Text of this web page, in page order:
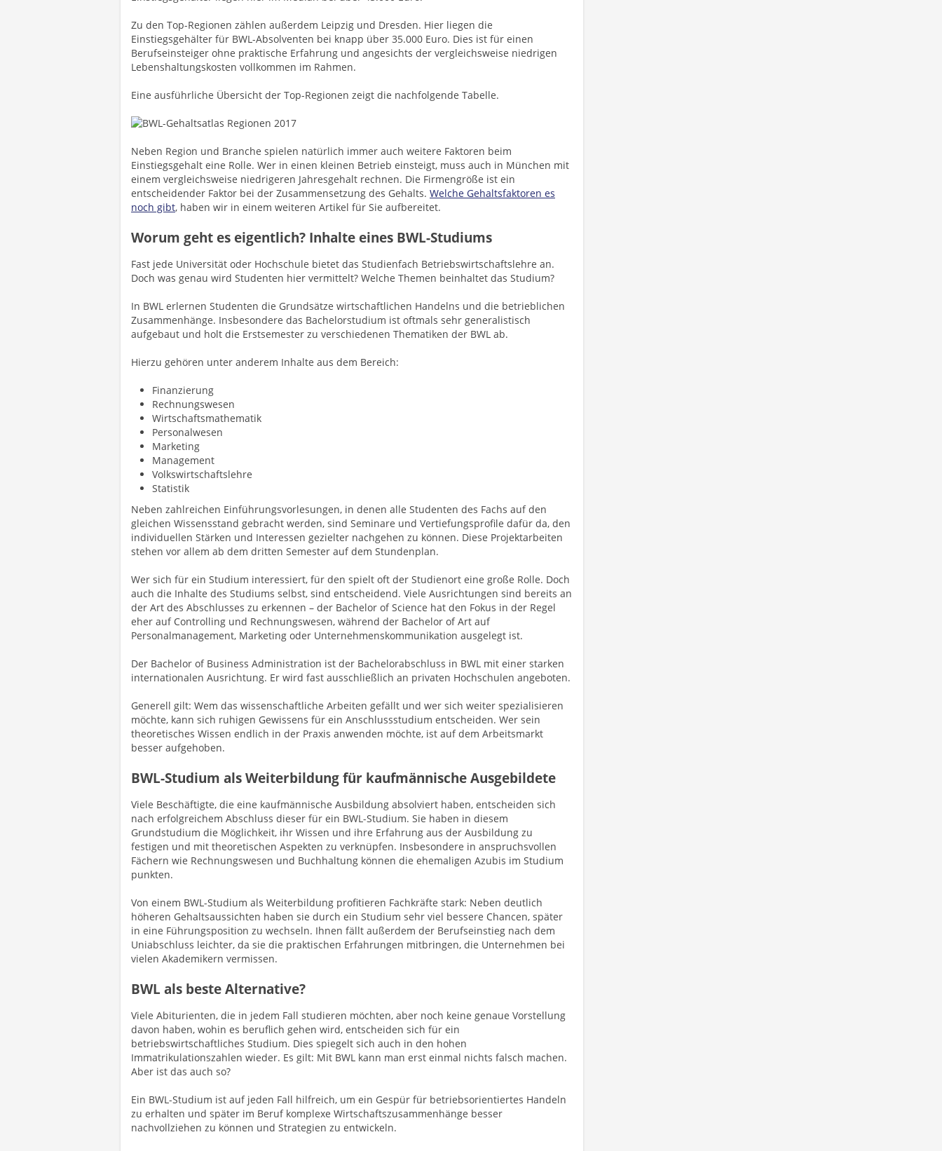
Zu den Top-Regionen zählen außerdem Leipzig und Dresden. Hier liegen die
Einstiegsgehälter für BWL-Absolventen bei knapp über 35.000 Euro. Dies ist für einen
Berufseinsteiger ohne praktische Erfahrung und angesichts der vergleichsweise niedrigen
Lebenshaltungskosten vollkommen im Rahmen.
Eine ausführliche Übersicht der Top-Regionen zeigt die nachfolgende Tabelle.
Neben Region und Branche spielen natürlich immer auch weitere Faktoren beim
Einstiegsgehalt eine Rolle. Wer in einen kleinen Betrieb einsteigt, muss auch in München mit
einem vergleichsweise niedrigeren Jahresgehalt rechnen. Die Firmengröße ist ein
entscheidender Faktor bei der Zusammensetzung des Gehalts. Welche Gehaltsfaktoren es
noch gibt, haben wir in einem weiteren Artikel für Sie aufbereitet.
Worum geht es eigentlich? Inhalte eines BWL-Studiums
Fast jede Universität oder Hochschule bietet das Studienfach Betriebswirtschaftslehre an.
Doch was genau wird Studenten hier vermittelt? Welche Themen beinhaltet das Studium?
In BWL erlernen Studenten die Grundsätze wirtschaftlichen Handelns und die betrieblichen
Zusammenhänge. Insbesondere das Bachelorstudium ist oftmals sehr generalistisch
aufgebaut und holt die Erstsemester zu verschiedenen Thematiken der BWL ab.
Hierzu gehören unter anderem Inhalte aus dem Bereich:
Finanzierung
Rechnungswesen
Wirtschaftsmathematik
Personalwesen
Marketing
Management
Volkswirtschaftslehre
Statistik
Neben zahlreichen Einführungsvorlesungen, in denen alle Studenten des Fachs auf den
gleichen Wissensstand gebracht werden, sind Seminare und Vertiefungsprofile dafür da, den
individuellen Stärken und Interessen gezielter nachgehen zu können. Diese Projektarbeiten
stehen vor allem ab dem dritten Semester auf dem Stundenplan.
Wer sich für ein Studium interessiert, für den spielt oft der Studienort eine große Rolle. Doch
auch die Inhalte des Studiums selbst, sind entscheidend. Viele Ausrichtungen sind bereits an
der Art des Abschlusses zu erkennen – der Bachelor of Science hat den Fokus in der Regel
eher auf Controlling und Rechnungswesen, während der Bachelor of Art auf
Personalmanagement, Marketing oder Unternehmenskommunikation ausgelegt ist.
Der Bachelor of Business Administration ist der Bachelorabschluss in BWL mit einer starken
internationalen Ausrichtung. Er wird fast ausschließlich an privaten Hochschulen angeboten.
Generell gilt: Wem das wissenschaftliche Arbeiten gefällt und wer sich weiter spezialisieren
möchte, kann sich ruhigen Gewissens für ein Anschlussstudium entscheiden. Wer sein
theoretisches Wissen endlich in der Praxis anwenden möchte, ist auf dem Arbeitsmarkt
besser aufgehoben.
BWL-Studium als Weiterbildung für kaufmännische Ausgebildete
Viele Beschäftigte, die eine kaufmännische Ausbildung absolviert haben, entscheiden sich
nach erfolgreichem Abschluss dieser für ein BWL-Studium. Sie haben in diesem
Grundstudium die Möglichkeit, ihr Wissen und ihre Erfahrung aus der Ausbildung zu
festigen und mit theoretischen Aspekten zu verknüpfen. Insbesondere in anspruchsvollen
Fächern wie Rechnungswesen und Buchhaltung können die ehemaligen Azubis im Studium
punkten.
Von einem BWL-Studium als Weiterbildung profitieren Fachkräfte stark: Neben deutlich
höheren Gehaltsaussichten haben sie durch ein Studium sehr viel bessere Chancen, später
in eine Führungsposition zu wechseln. Ihnen fällt außerdem der Berufseinstieg nach dem
Uniabschluss leichter, da sie die praktischen Erfahrungen mitbringen, die Unternehmen bei
vielen Akademikern vermissen.
BWL als beste Alternative?
Viele Abiturienten, die in jedem Fall studieren möchten, aber noch keine genaue Vorstellung
davon haben, wohin es beruflich gehen wird, entscheiden sich für ein
betriebswirtschaftliches Studium. Dies spiegelt sich auch in den hohen
Immatrikulationszahlen wieder. Es gilt: Mit BWL kann man erst einmal nichts falsch machen.
Aber ist das auch so?
Ein BWL-Studium ist auf jeden Fall hilfreich, um ein Gespür für betriebsorientiertes Handeln
zu erhalten und später im Beruf komplexe Wirtschaftszusammenhänge besser
nachvollziehen zu können und Strategien zu entwickeln.